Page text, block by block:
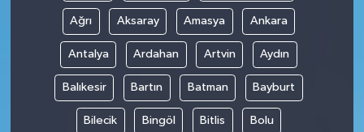
Ağrı Aksaray Amasya Ankara
Antalya Ardahan Artvin Aydın
Balıkesir Bartın Batman Bayburt
Bilecik Bingöl Bitlis Bolu